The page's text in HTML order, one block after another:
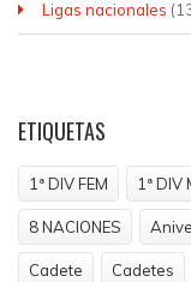
Ligas nacionales
ETIQUETAS
1ª DIV FEM 1ª DIV
8 NACIONES
Cadete Cadetes